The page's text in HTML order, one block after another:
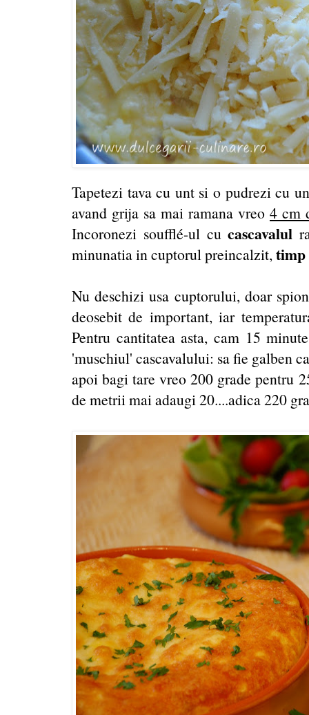
Tapetezi tava cu unt si o pudrezi cu
avand grija sa mai ramana vreo 4 cm
Incoronezi soufflé-ul cucascavalul
minunatia in cuptorul preincalzit,timp
Nu deschizi usa cuptorului, doar
deosebit de important, iar
Pentru cantitatea asta, cam 15
'muschiul' cascavalului: sa fie galben
apoi bagi tare vreo 200 grade pentru
de metrii mai adaugi 20....adica 220